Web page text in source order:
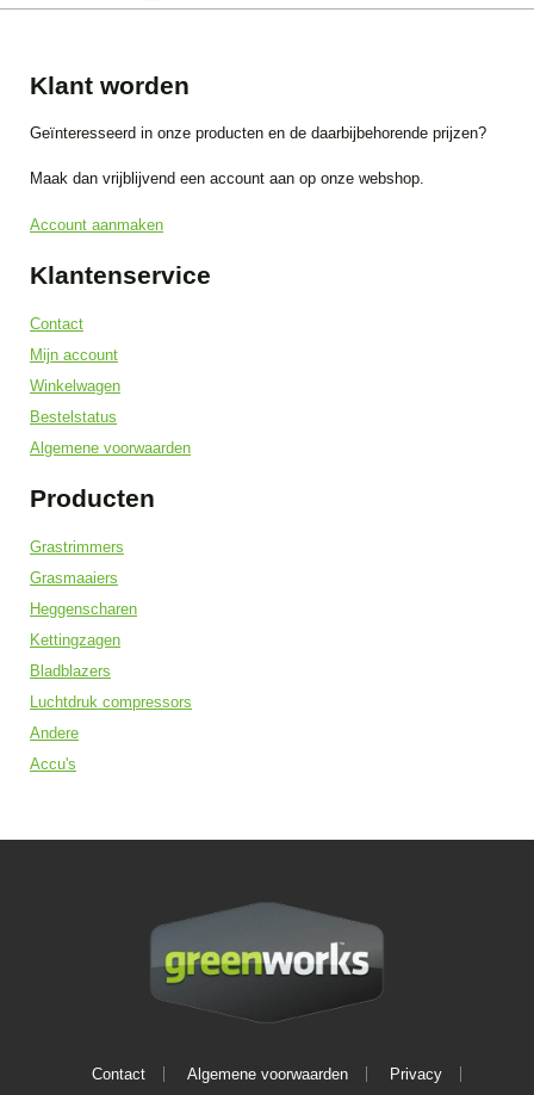
Klant worden
Geïnteresseerd in onze producten en de daarbijbehorende prijzen?
Maak dan vrijblijvend een account aan op onze webshop.
Account aanmaken
Klantenservice
Contact
Mijn account
Winkelwagen
Bestelstatus
Algemene voorwaarden
Producten
Grastrimmers
Grasmaaiers
Heggenscharen
Kettingzagen
Bladblazers
Luchtdruk compressors
Andere
Accu's
Contact Algemene voorwaarden Privacy